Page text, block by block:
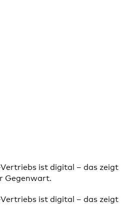
ist digital – das zeigt
Gegenwart.
ist digital – das zeigt